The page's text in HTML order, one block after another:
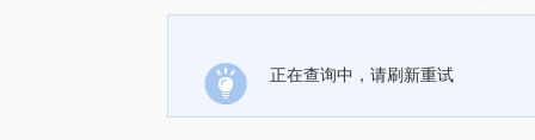
正在查询中，请刷新重试